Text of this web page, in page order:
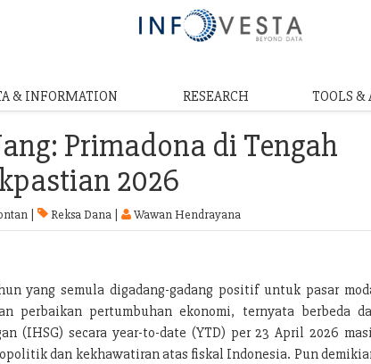
& INFORMATION RESEARCH TOOLS &
Primadona di Tengah
2026
| Reksa Dana | Wawan Hendrayana
yang semula digadang-gadang positif untuk pasar
perbaikan pertumbuhan ekonomi, ternyata berbeda
(IHSG) secara year-to-date (YTD) per 23 April 2026
dan kekhawatiran atas fiskal Indonesia. Pun